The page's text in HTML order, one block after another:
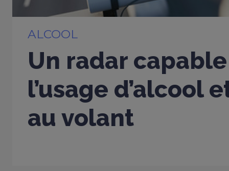
ALCOOL
Un radar
l’usage d’alcool
au volant